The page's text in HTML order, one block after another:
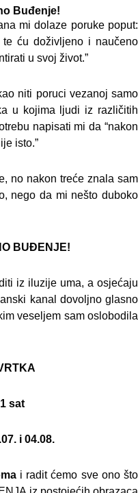
Buđenje!
mi dolaze poruke poput:
ću doživljeno i naučeno
u svoj život.”
niti poruci vezanoj samo
u kojima ljudi iz različitih
napisati mi da “nakon
isto.”
no nakon treće znala sam
nego da mi nešto duboko
BUĐENJE!
iz iluzije uma, a osjećaju
kanal dovoljno glasno
veseljem sam oslobodila
sat
i 04.08.
i radit ćemo sve ono što